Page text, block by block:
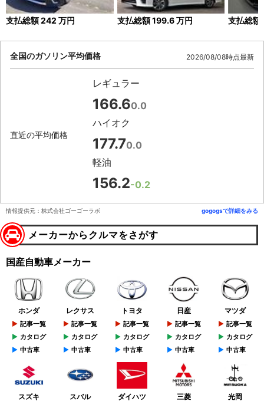
支払総額242 万円 支払総額199.6万円 支払総額
全国のガソリン平均価格 2026/08/08時点最新
直近の平均価格
レギュラー
166.60.0
ハイオク
177.70.0
軽油
156.2-0.2
情報提供元：株式会社ゴーゴーラボ gogogsで詳細をみる
メーカーからクルマをさがす
国産自動車メーカー
ホンダ
記事一覧
カタログ
中古車
レクサス
記事一覧
カタログ
中古車
トヨタ
記事一覧
カタログ
中古車
日産
記事一覧
カタログ
中古車
マツダ
記事一覧
カタログ
中古車
スズキ スバル ダイハツ 三菱 光岡